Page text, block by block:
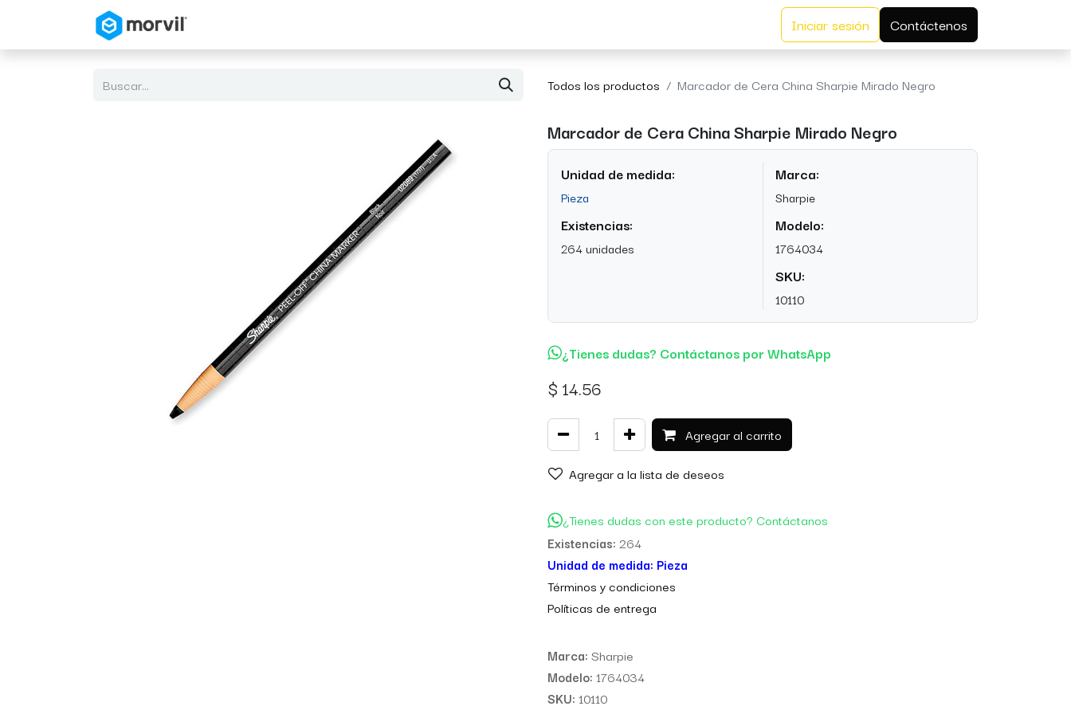
Iniciar sesión Contáctenos
Todos los productos Marcador de Cera China Sharpie Mirado Negro
Marcador de Cera China Sharpie Mirado Negro
Unidad de medida:
Pieza
Existencias:
264 unidades
Marca:
Sharpie
Modelo:
1764034
SKU:
10110
¿Tienes dudas? Contáctanos por WhatsApp
$ 14.56
Agregar al carrito
Agregar a la lista de deseos
¿Tienes dudas con este producto? Contáctanos
Existencias: 264
Unidad de medida: Pieza
Términos y condiciones
Políticas de entrega
Marca: Sharpie
Modelo: 1764034
SKU: 10110